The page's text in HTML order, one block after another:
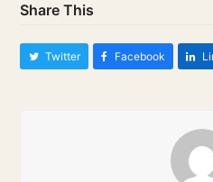
Share This
Twitter Facebook